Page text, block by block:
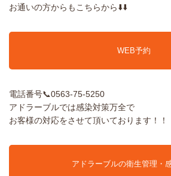
お通いの方からもこちらから⬇️⬇️
WEB予約
電話番号📞0563-75-5250
アドラーブルでは感染対策万全で
お客様の対応をさせて頂いております！！
アドラーブルの衛生管理・